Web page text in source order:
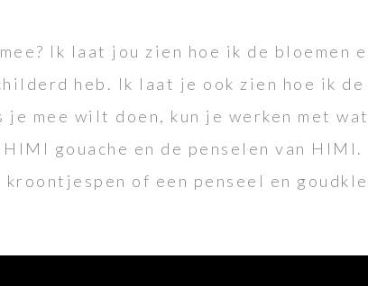
Ik laat jou zien hoe ik de bloemen
heb. Ik laat je ook zien hoe ik
je mee wilt doen, kun je werken met
gouache en de penselen van HIMI.
of een penseel en